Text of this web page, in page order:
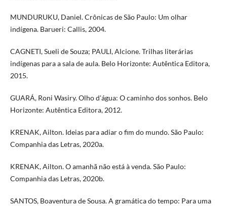
MUNDURUKU, Daniel. Crônicas de São Paulo: Um olhar
indígena. Barueri: Callis, 2004.
CAGNETI, Sueli de Souza; PAULI, Alcione. Trilhas literárias
indígenas para a sala de aula. Belo Horizonte: Autêntica Editora,
2015.
GUARÁ, Roni Wasiry. Olho d'água: O caminho dos sonhos. Belo
Horizonte: Autêntica Editora, 2012.
KRENAK, Ailton. Ideias para adiar o fim do mundo. São Paulo:
Companhia das Letras, 2020a.
KRENAK, Ailton. O amanhã não está à venda. São Paulo:
Companhia das Letras, 2020b.
SANTOS, Boaventura de Sousa. A gramática do tempo: Para uma